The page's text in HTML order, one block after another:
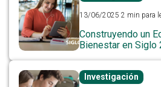
13/06/2025 2 min para
Construyendo un
Bienestar en Siglo
Investigación